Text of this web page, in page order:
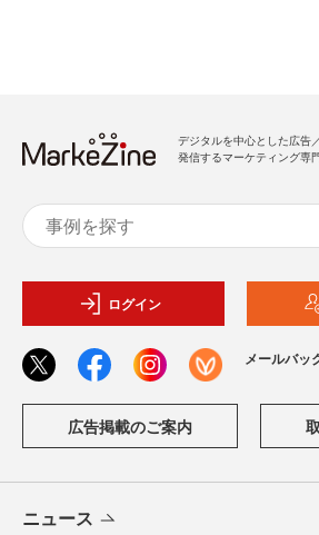
デジタルを中心とした広告
発信するマーケティング専
ログイン
メールバッ
広告掲載のご案内
ニュース